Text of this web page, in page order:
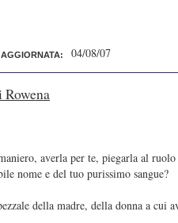
AGGIORNATA: 04/08/07
Rowena
averla per te, piegarla al
nome e del tuo purissimo sangue?
della madre, della donna a